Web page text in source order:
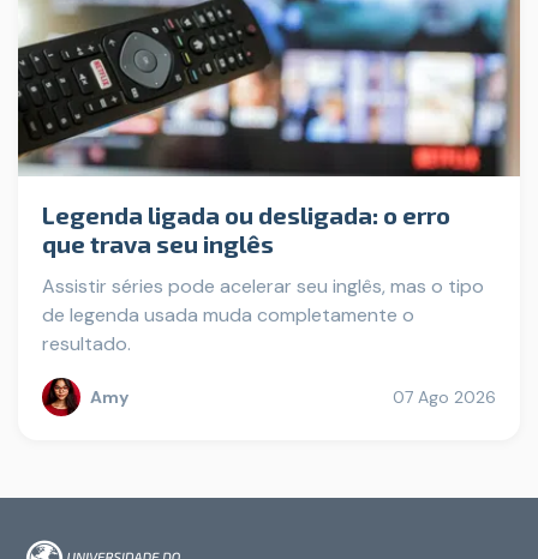
Legenda ligada ou desligada: o erro
que trava seu inglês
Assistir séries pode acelerar seu inglês, mas o tipo
de legenda usada muda completamente o
resultado.
Amy 07 Ago 2026